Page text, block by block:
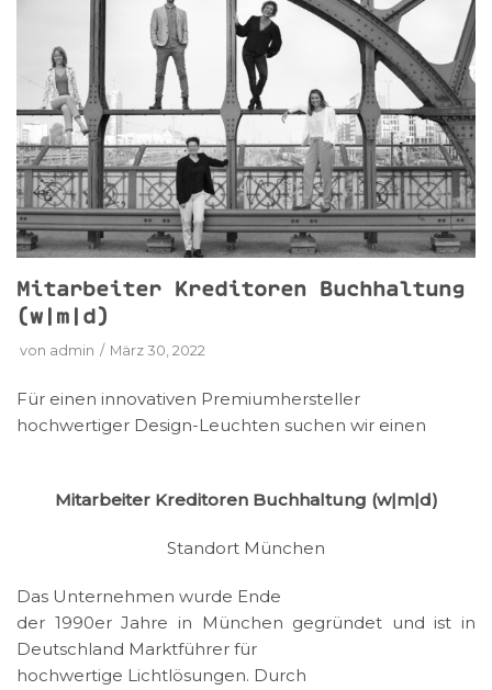
Mitarbeiter Kreditoren Buchhaltung
(w|m|d)
von admin März 30, 2022
Für einen innovativen Premiumhersteller
hochwertiger Design-Leuchten suchen wir einen
Mitarbeiter Kreditoren Buchhaltung (w|m|d)
Standort München
Das Unternehmen wurde Ende
der 1990er Jahre in München gegründet und ist in
Deutschland Marktführer für
hochwertige Lichtlösungen. Durch